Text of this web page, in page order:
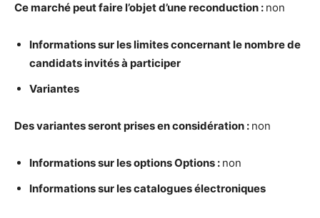
Ce marchépeut faire l’objet d’une reconduction : non
Informations sur les limites concernant le nombre de
candidats invitésà participer
Variantes
Des variantes seront prises en considération : non
Informations sur les options Options : non
Informations sur les cataloguesélectroniques